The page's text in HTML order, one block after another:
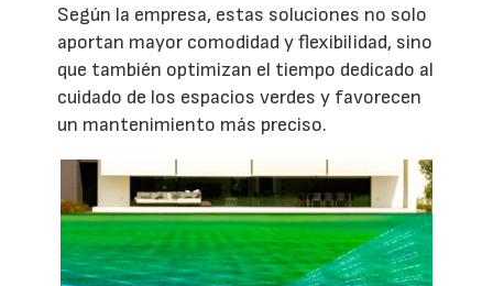
Según la empresa, estas soluciones no solo
aportan mayor comodidad y flexibilidad, sino
que también optimizan el tiempo dedicado al
cuidado de los espacios verdes y favorecen
un mantenimiento más preciso.